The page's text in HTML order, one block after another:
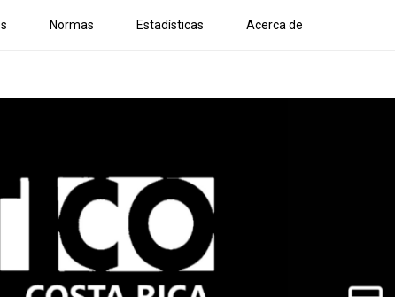
Normas Estadísticas Acerca de